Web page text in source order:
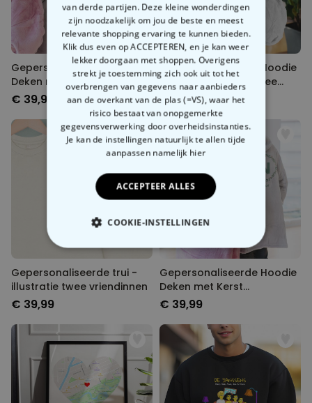
Gepersonaliseerde Hoodie
Deken met spreuk
€ 39,99
Gepersonaliseerde Hoodie
Deken - illustratie twee
vriendinnen
€ 39,99
Gepersonaliseerde trui -
illustratie twee vriendinnen
€ 39,99
Gepersonaliseerde Hoodie
Deken met Kerst
monogram
€ 39,99
van derde partijen. Deze kleine wonderdingen
zijn noodzakelijk om jou de beste en meest
relevante shopping ervaring te kunnen bieden.
Klik dus even op ACCEPTEREN, en je kan weer
lekker doorgaan met shoppen. Overigens
strekt je toestemming zich ook uit tot het
overbrengen van gegevens naar aanbieders
aan de overkant van de plas (=VS), waar het
risico bestaat van onopgemerkte
gegevensverwerking door overheidsinstanties.
Je kan de instellingen natuurlijk te allen tijde
aanpassen namelijk hier
ACCEPTEER ALLES
COOKIE-INSTELLINGEN
NOODZAKELIJK
PERFORMANCE